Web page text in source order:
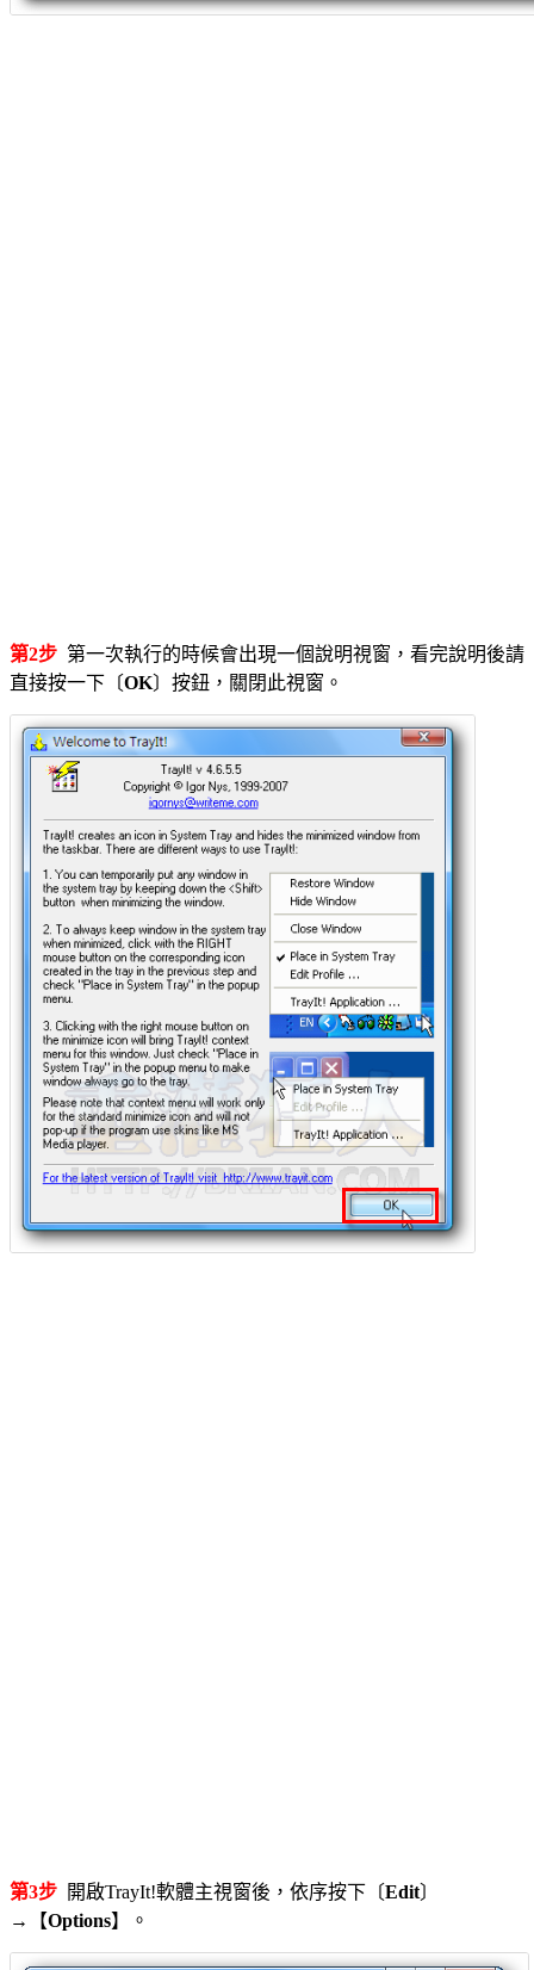
第2步 第一次執行的時候會出現一個說明視窗，看完說明後請
直接按一下〔OK〕按鈕，關閉此視窗。
第3步 開啟TrayIt!軟體主視窗後，依序按下〔Edit〕
→【Options】。